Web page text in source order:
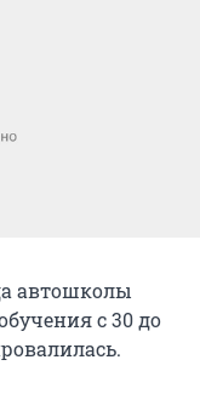
автошколы
с 30 до